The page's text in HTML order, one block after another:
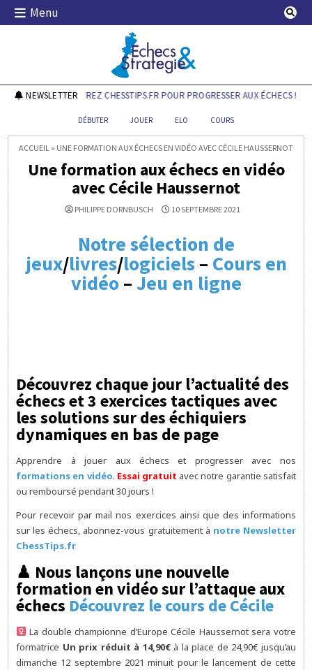
Skip
Menu
Echecs & Stratégie
NEWSLETTER
DÉCOUVREZ CHESSTIPS.FR POUR PROGRESSER AUX ÉCHECS !
DÉBUTER JOUER ELO COURS
ACCUEIL » UNE FORMATION AUX ÉCHECS EN VIDÉO AVEC CÉCILE HAUSSERNOT
Une formation aux échecs en vidéo
avec Cécile Haussernot
PHILIPPE DORNBUSCH 10 SEPTEMBRE 2021
Notre sélection de
jeux/livres/logiciels– Cours en
vidéo–Jeu en ligne
Découvrez chaque jour l’actualité des
échecs et 3 exercices tactiques avec
les solutions sur des échiquiers
dynamiques en bas de page
Apprendre à jouer aux échecs et progresser avec nos
formations en vidéo. Essai gratuit avec notre garantie satisfait
ou remboursé pendant 30 jours !
Pour recevoir par mail nos exercices ainsi que des informations
sur les échecs, abonnez-vous gratuitement à notre Newsletter
ChessTips.fr
♟ Nous lançons une nouvelle
formation en vidéo sur l’attaque aux
échecs Découvrez le cours de Cécile
La double championne d’Europe Cécile Haussernot sera votre
formatrice Un prix réduit à 14,90€à la place de 24,90€ jusqu’au
dimanche 12 septembre 2021 minuit pour le lancement de cette